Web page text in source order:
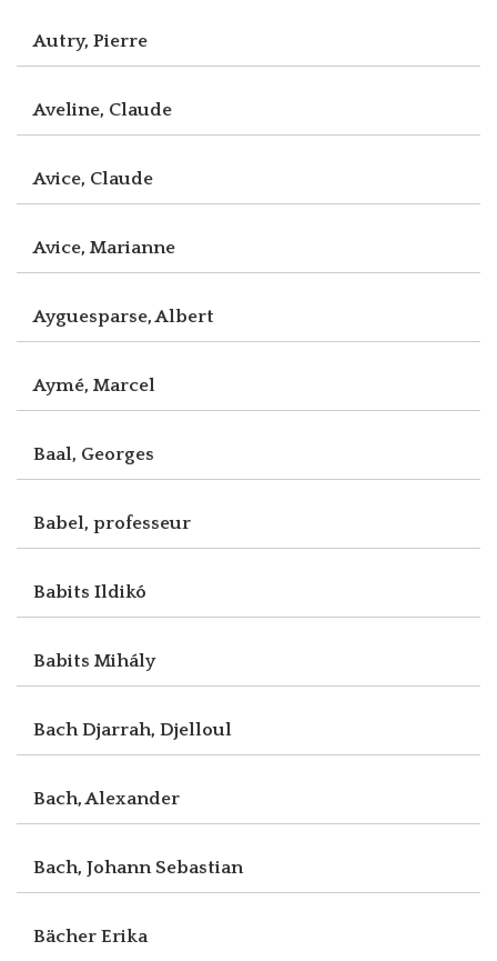
Autry, Pierre
Aveline, Claude
Avice, Claude
Avice, Marianne
Ayguesparse, Albert
Aymé, Marcel
Baal, Georges
Babel, professeur
Babits Ildikó
Babits Mihály
Bach Djarrah, Djelloul
Bach, Alexander
Bach, Johann Sebastian
Bächer Erika